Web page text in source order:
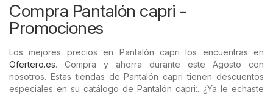
Compra Pantalón capri -
Promociones
Los mejores precios en Pantalón capri los encuentras en
Ofertero.es. Compra y ahorra durante este Agosto con
nosotros. Estas tiendas de Pantalón capri tienen descuentos
especiales en su catálogo de Pantalón capri:. ¿Ya le echaste